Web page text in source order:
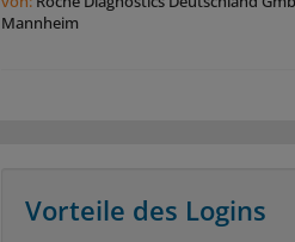
Mannheim
Vorteile des Logins